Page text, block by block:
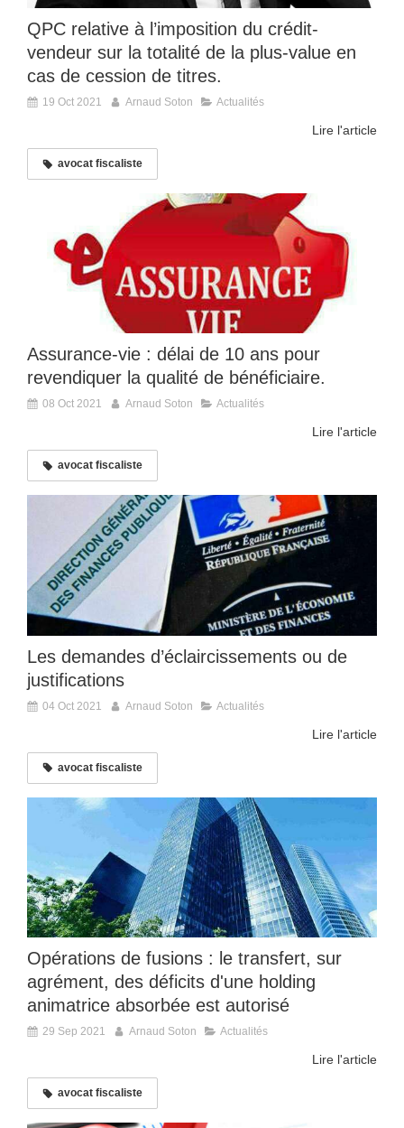
QPC relative à l’imposition du crédit-
vendeur sur la totalité de la plus-value en
cas de cession de titres.
19 Oct 2021 Arnaud Soton Actualités
Lire l'article
avocat fiscaliste
Assurance-vie : délai de 10 ans pour
revendiquer la qualité de bénéficiaire.
08 Oct 2021 Arnaud Soton Actualités
Lire l'article
avocat fiscaliste
Les demandes d’éclaircissements ou de
justifications
04 Oct 2021 Arnaud Soton Actualités
Lire l'article
avocat fiscaliste
Opérations de fusions : le transfert, sur
agrément, des déficits d'une holding
animatrice absorbée est autorisé
29 Sep 2021 Arnaud Soton Actualités
Lire l'article
avocat fiscaliste